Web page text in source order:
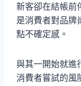
新客卻在結帳前
是消費者對品牌
點不確定感。
與其一開始就進
消費者嘗試的風